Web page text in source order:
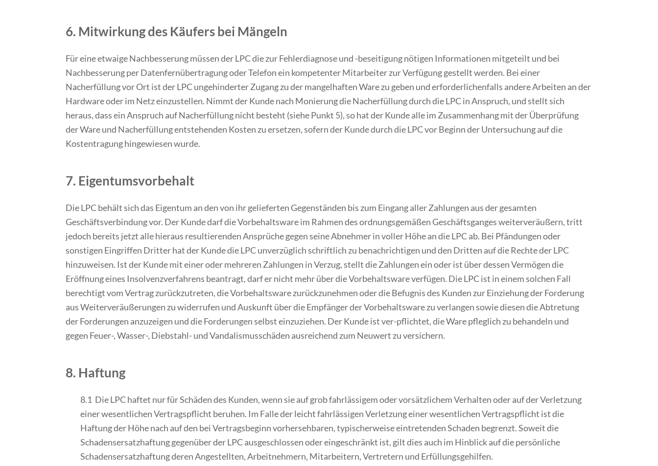
6. Mitwirkung des Käufers bei Mängeln
Für eine etwaige Nachbesserung müssen der LPC die zur Fehlerdiagnose und -beseitigung nötigen Informationen mitgeteilt und bei
Nachbesserung per Datenfernübertragung oder Telefon ein kompetenter Mitarbeiter zur Verfügung gestellt werden. Bei einer
Nacherfüllung vor Ort ist der LPC ungehinderter Zugang zu der mangelhaften Ware zu geben und erforderlichenfalls andere Arbeiten an der
Hardware oder im Netz einzustellen. Nimmt der Kunde nach Monierung die Nacherfüllung durch die LPC in Anspruch, und stellt sich
heraus, dass ein Anspruch auf Nacherfüllung nicht besteht (siehe Punkt 5), so hat der Kunde alle im Zusammenhang mit der Überprüfung
der Ware und Nacherfüllung entstehenden Kosten zu ersetzen, sofern der Kunde durch die LPC vor Beginn der Untersuchung auf die
Kostentragung hingewiesen wurde.
7. Eigentumsvorbehalt
Die LPC behält sich das Eigentum an den von ihr gelieferten Gegenständen bis zum Eingang aller Zahlungen aus der gesamten
Geschäftsverbindung vor. Der Kunde darf die Vorbehaltsware im Rahmen des ordnungsgemäßen Geschäftsganges weiterveräußern, tritt
jedoch bereits jetzt alle hieraus resultierenden Ansprüche gegen seine Abnehmer in voller Höhe an die LPC ab. Bei Pfändungen oder
sonstigen Eingriffen Dritter hat der Kunde die LPC unverzüglich schriftlich zu benachrichtigen und den Dritten auf die Rechte der LPC
hinzuweisen. Ist der Kunde mit einer oder mehreren Zahlungen in Verzug, stellt die Zahlungen ein oder ist über dessen Vermögen die
Eröffnung eines Insolvenzverfahrens beantragt, darf er nicht mehr über die Vorbehaltsware verfügen. Die LPC ist in einem solchen Fall
berechtigt vom Vertrag zurückzutreten, die Vorbehaltsware zurückzunehmen oder die Befugnis des Kunden zur Einziehung der Forderung
aus Weiterveräußerungen zu widerrufen und Auskunft über die Empfänger der Vorbehaltsware zu verlangen sowie diesen die Abtretung
der Forderungen anzuzeigen und die Forderungen selbst einzuziehen. Der Kunde ist ver-pflichtet, die Ware pfleglich zu behandeln und
gegen Feuer-, Wasser-, Diebstahl- und Vandalismusschäden ausreichend zum Neuwert zu versichern.
8. Haftung
8.1 Die LPC haftet nur für Schäden des Kunden, wenn sie auf grob fahrlässigem oder vorsätzlichem Verhalten oder auf der Verletzung
einer wesentlichen Vertragspflicht beruhen. Im Falle der leicht fahrlässigen Verletzung einer wesentlichen Vertragspflicht ist die
Haftung der Höhe nach auf den bei Vertragsbeginn vorhersehbaren, typischerweise eintretenden Schaden begrenzt. Soweit die
Schadensersatzhaftung gegenüber der LPC ausgeschlossen oder eingeschränkt ist, gilt dies auch im Hinblick auf die persönliche
Schadensersatzhaftung deren Angestellten, Arbeitnehmern, Mitarbeitern, Vertretern und Erfüllungsgehilfen.